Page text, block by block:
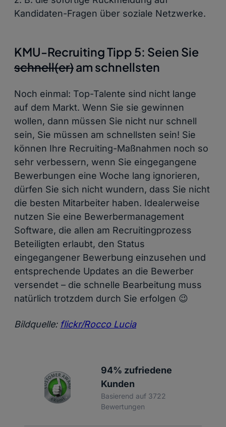
Kandidaten-Fragen über soziale Netzwerke.
KMU-Recruiting Tipp 5: Seien Sie
schnell(er)am schnellsten
Noch einmal: Top-Talente sind nicht lange
auf dem Markt. Wenn Sie sie gewinnen
wollen, dann müssen Sie nicht nur schnell
sein, Sie müssen am schnellsten sein! Sie
können Ihre Recruiting-Maßnahmen noch so
sehr verbessern, wenn Sie eingegangene
Bewerbungen eine Woche lang ignorieren,
dürfen Sie sich nicht wundern, dass Sie nicht
die besten Mitarbeiter haben. Idealerweise
nutzen Sie eine Bewerbermanagement
Software, die allen am Recruitingprozess
Beteiligten erlaubt, den Status
eingegangener Bewerbung einzusehen und
entsprechende Updates an die Bewerber
versendet – die schnelle Bearbeitung muss
natürlich trotzdem durch Sie erfolgen 😉
Bildquelle: flickr/Rocco Lucia
94% zufriedene
Kunden
Basierend auf 3722
Bewertungen